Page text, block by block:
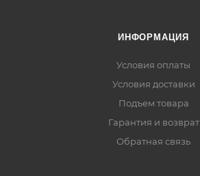
ИНФОРМАЦИЯ
Условия оплаты
Условия доставки
Подъем товара
Гарантия и возврат
Обратная связь